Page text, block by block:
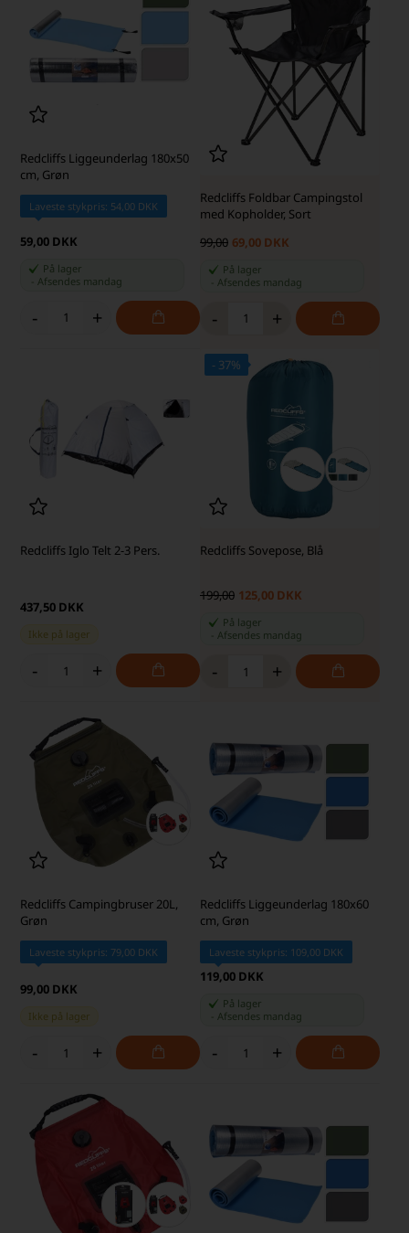
Redcliffs Liggeunderlag 180x50
cm, Grøn
Laveste stykpris: 54,00 DKK
59,00 DKK
På lager
Afsendes mandag
- +
Redcliffs Foldbar Campingstol
med Kopholder, Sort
99,00 69,00 DKK
På lager
Afsendes mandag
- +
Redcliffs Iglo Telt 2-3 Pers.
437,50 DKK
Ikke på lager
- +
- 37%
Redcliffs Sovepose, Blå
199,00 125,00 DKK
På lager
Afsendes mandag
- +
Redcliffs Campingbruser 20L,
Grøn
Laveste stykpris: 79,00 DKK
99,00 DKK
Ikke på lager
- +
Redcliffs Liggeunderlag 180x60
cm, Grøn
Laveste stykpris: 109,00 DKK
119,00 DKK
På lager
Afsendes mandag
- +